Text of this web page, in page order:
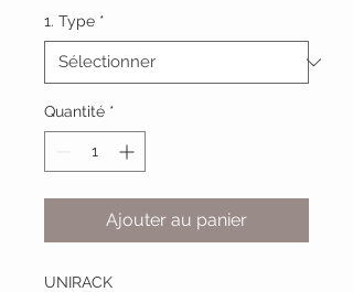
1. Type *
Quantité *
Ajouter au panier
UNIRACK